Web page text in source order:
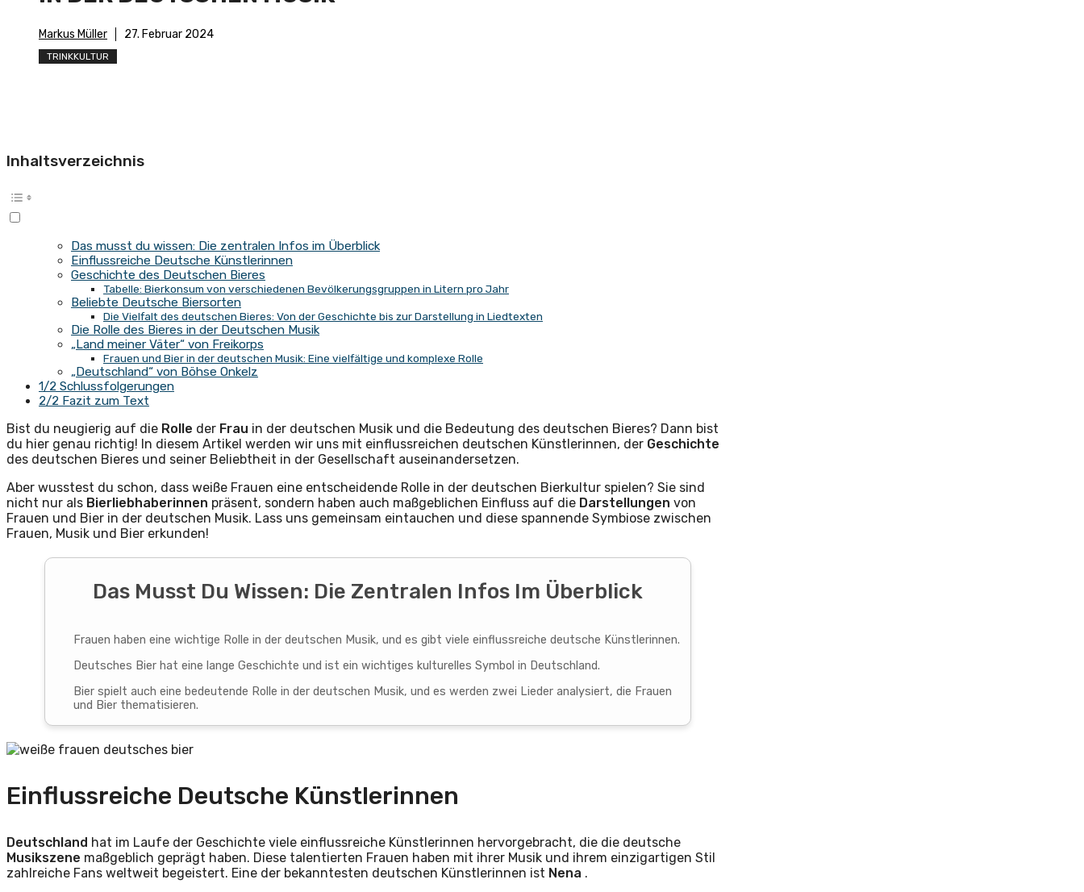
Markus Müller 27. Februar 2024
TRINKKULTUR
Inhaltsverzeichnis
Das musst du wissen: Die zentralen Infos im Überblick
Einflussreiche Deutsche Künstlerinnen
Geschichte des Deutschen Bieres
Tabelle: Bierkonsum von verschiedenen Bevölkerungsgruppen in Litern pro Jahr
Beliebte Deutsche Biersorten
Die Vielfalt des deutschen Bieres: Von der Geschichte bis zur Darstellung in Liedtexten
Die Rolle des Bieres in der Deutschen Musik
„Land meiner Väter“ von Freikorps
Frauen und Bier in der deutschen Musik: Eine vielfältige und komplexe Rolle
„Deutschland“ von Böhse Onkelz
1/2 Schlussfolgerungen
2/2 Fazit zum Text
Bist du neugierig auf die Rolle der Frau in der deutschen Musik und die Bedeutung des deutschen Bieres? Dann bist
du hier genau richtig! In diesem Artikel werden wir uns mit einflussreichen deutschen Künstlerinnen, der Geschichte
des deutschen Bieres und seiner Beliebtheit in der Gesellschaft auseinandersetzen.
Aber wusstest du schon, dass weiße Frauen eine entscheidende Rolle in der deutschen Bierkultur spielen? Sie sind
nicht nur als Bierliebhaberinnen präsent, sondern haben auch maßgeblichen Einfluss auf die Darstellungen von
Frauen und Bier in der deutschen Musik. Lass uns gemeinsam eintauchen und diese spannende Symbiose zwischen
Frauen, Musik und Bier erkunden!
Das Musst Du Wissen: Die Zentralen Infos Im Überblick
Frauen haben eine wichtige Rolle in der deutschen Musik, und es gibt viele einflussreiche deutsche Künstlerinnen.
Deutsches Bier hat eine lange Geschichte und ist ein wichtiges kulturelles Symbol in Deutschland.
Bier spielt auch eine bedeutende Rolle in der deutschen Musik, und es werden zwei Lieder analysiert, die Frauen
und Bier thematisieren.
Einflussreiche Deutsche Künstlerinnen
Deutschland hat im Laufe der Geschichte viele einflussreiche Künstlerinnen hervorgebracht, die die deutsche
Musikszene maßgeblich geprägt haben. Diese talentierten Frauen haben mit ihrer Musik und ihrem einzigartigen Stil
zahlreiche Fans weltweit begeistert. Eine der bekanntesten deutschen Künstlerinnen ist Nena .